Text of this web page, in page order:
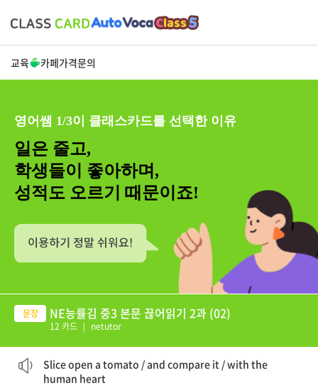
교육 카페가격문의
영어쌤 1/3이 클래스카드를 선택한 이유
일은 줄고,
학생들이 좋아하며,
성적도 오르기 때문이죠!
NE능률김 중3 본문 끊어읽기 2과 (02)
12 카드 | netutor
Slice open a tomato / and compare it / with the
human heart